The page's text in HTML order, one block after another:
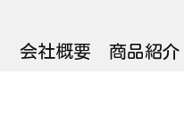
会社概要 商品紹介